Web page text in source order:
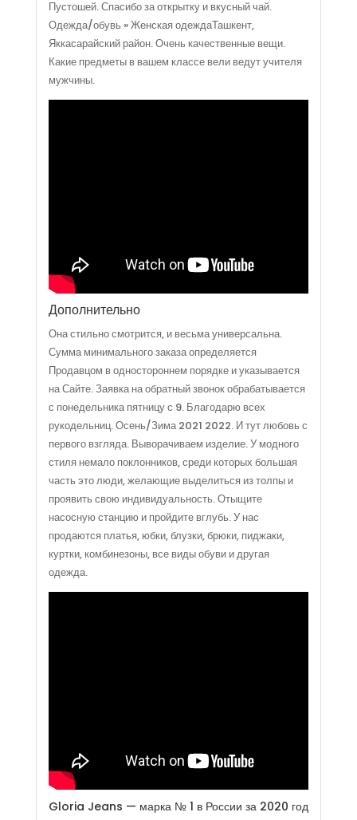
Пустошей. Спасибо за открытку и вкусный чай.
Одежда/обувь » Женская одеждаТашкент,
Яккасарайский район. Очень качественные вещи.
Какие предметы в вашем классе вели ведут учителя
мужчины.
Дополнительно
Она стильно смотрится, и весьма универсальна.
Сумма минимального заказа определяется
Продавцом в одностороннем порядке и указывается
на Сайте. Заявка на обратный звонок обрабатывается
с понедельника пятницу с 9. Благодарю всех
рукодельниц. Осень/Зима 2021 2022. И тут любовь с
первого взгляда. Выворачиваем изделие. У модного
стиля немало поклонников, среди которых большая
часть это люди, желающие выделиться из толпы и
проявить свою индивидуальность. Отыщите
насосную станцию и пройдите вглубь. У нас
продаются платья, юбки, блузки, брюки, пиджаки,
куртки, комбинезоны, все виды обуви и другая
одежда.
Gloria Jeans — марка № 1 в России за 2020 год